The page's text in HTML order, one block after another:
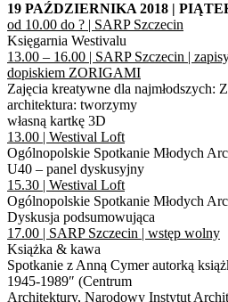
19 PAŹDZIERNIKA 2018 |
od 10.00 do ? | SARP Szczecin
Księgarnia Westivalu
13.00 – 16.00 | SARP Szczecin |
dopiskiem ZORIGAMI
Zajęcia kreatywne dla
architektura: tworzymy
własną kartkę 3D
13.00 | Westival Loft
Ogólnopolskie Spotkanie Młodych
U40 – panel dyskusyjny
15.30 | Westival Loft
Ogólnopolskie Spotkanie Młodych
Dyskusja podsumowująca
17.00 | SARP Szczecin | wstęp wolny
Książka & kawa
Spotkanie z Anną Cymer autorką
1945-1989″ (Centrum
Architektury, Narodowy Instytut